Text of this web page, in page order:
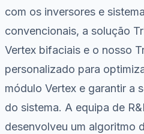
com os inversores e
convencionais, a solução
Vertex bifaciais e o nosso
personalizado para
módulo Vertex e garantir a
do sistema. A equipa de
desenvolveu um algoritmo